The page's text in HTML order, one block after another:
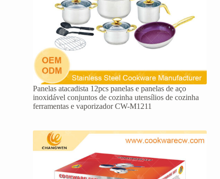
Panelas atacadista 12pcs panelas e panelas de aço
inoxidável conjuntos de cozinha utensílios de cozinha
ferramentas e vaporizador CW-M1211